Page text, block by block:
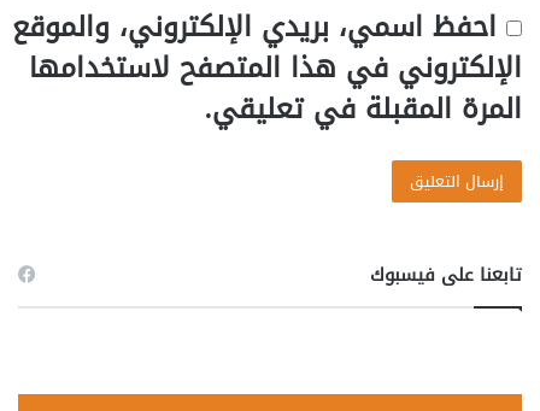
احفظ اسمي، بريدي الإلكتروني، والموقع
الإلكتروني في هذا المتصفح لاستخدامها
المرة المقبلة في تعليقي.
تابعنا على فيسبوك